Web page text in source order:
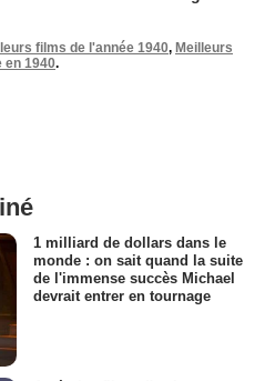
films de l'année 1940, Meilleurs
en 1940.
1 milliard de dollars dans le
monde : on sait quand la suite
de l'immense succès Michael
devrait entrer en tournage